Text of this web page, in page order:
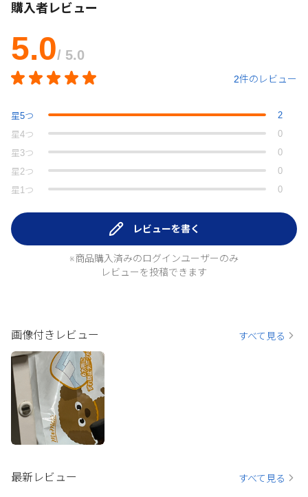
購入者レビュー
5.0/ 5.0
2件のレビュー
星5つ
2
星4つ
0
星 3つ
0
星 2つ
0
星 1 つ 0
レビューを書く
※商品購入済みのログインユーザーのみ
レビューを投稿できます
画像付きレビュー すべて見る
最新レビュー すべて見る